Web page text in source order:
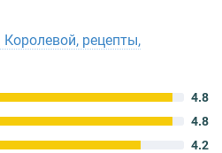
рецепты,
4.8
4.8
4.2